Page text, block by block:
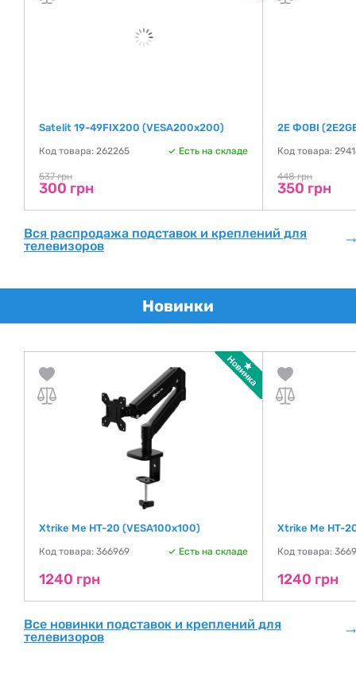
Satelit 19-49FIX200 (VESA200х200)
Код товара: 262265 Есть на складе
537 грн
300 грн
2E ФОВІ
Код товара:
448 грн
350 грн
Вся распродажа подставок и креплений для
телевизоров
Новинки
Xtrike Me HT-20 (VESA100х100)
Код товара: 366969 Есть на складе
1240 грн
Xtrike Me HT-
Код товара:
1240 грн
Все новинки подставок и креплений для
телевизоров